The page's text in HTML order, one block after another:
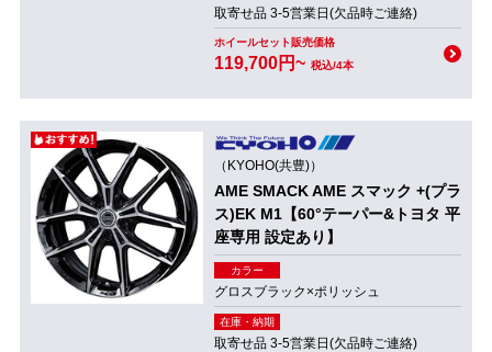
取寄せ品 3-5営業日(欠品時ご連絡)
ホイールセット販売価格
119,700円~ 税込/4本
（KYOHO(共豊)）
AME SMACK AME スマック +(プラ
ス)EK M1【60°テーパー&トヨタ 平
座専用 設定あり】
カラー
グロスブラック×ポリッシュ
在庫・納期
取寄せ品 3-5営業日(欠品時ご連絡)